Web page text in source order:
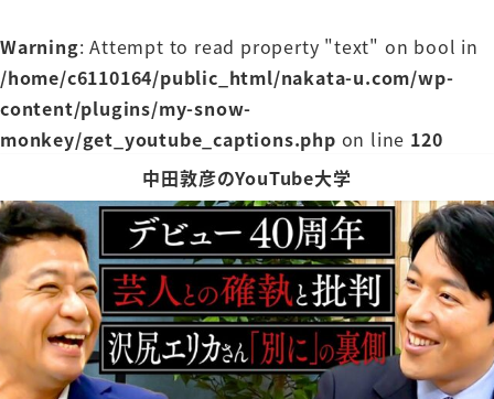
Warning: Attempt to read property "text" on bool in
/home/c6110164/public_html/nakata-u.com/wp-
content/plugins/my-snow-
monkey/get_youtube_captions.php on line 120
中田敦彦のYouTube大学